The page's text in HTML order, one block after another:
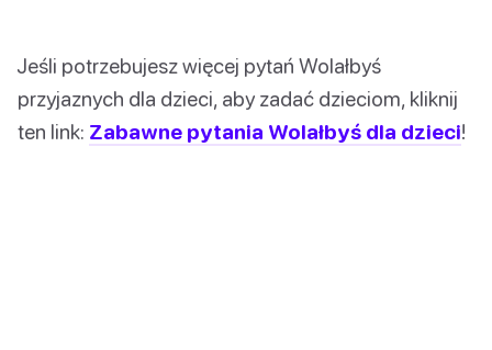
Jeśli potrzebujesz więcej pytań Wolałbyś
przyjaznych dla dzieci, aby zadać dzieciom, kliknij
ten link: Zabawne pytania Wolałbyś dla dzieci!